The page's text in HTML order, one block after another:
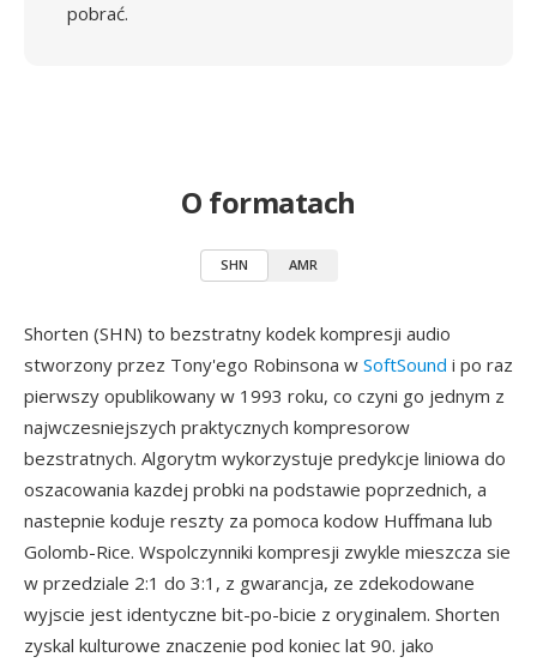
pobrać.
O formatach
SHN AMR
Shorten (SHN) to bezstratny kodek kompresji audio
stworzony przez Tony'ego Robinsona w SoftSound i po raz
pierwszy opublikowany w 1993 roku, co czyni go jednym z
najwczesniejszych praktycznych kompresorow
bezstratnych. Algorytm wykorzystuje predykcje liniowa do
oszacowania kazdej probki na podstawie poprzednich, a
nastepnie koduje reszty za pomoca kodow Huffmana lub
Golomb-Rice. Wspolczynniki kompresji zwykle mieszcza sie
w przedziale 2:1 do 3:1, z gwarancja, ze zdekodowane
wyjscie jest identyczne bit-po-bicie z oryginalem. Shorten
zyskal kulturowe znaczenie pod koniec lat 90. jako